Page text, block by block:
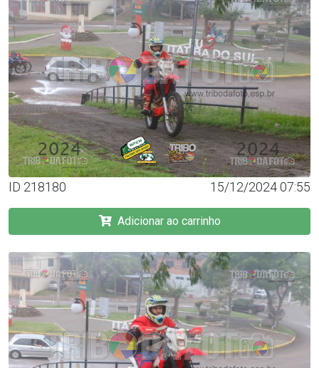
ID 218180 15/12/2024 07:55
Adicionar ao carrinho